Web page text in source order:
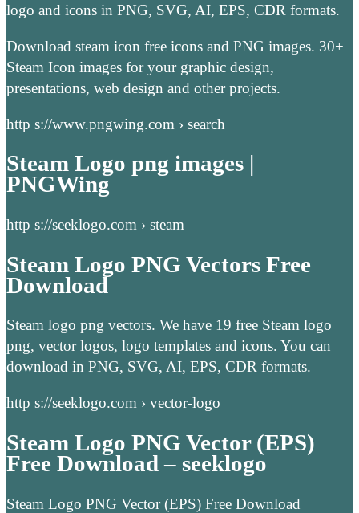
logo and icons in PNG, SVG, AI, EPS, CDR formats.
Download steam icon free icons and PNG images. 30+
Steam Icon images for your graphic design,
presentations, web design and other projects.
http s://www.pngwing.com › search
Steam Logo png images |
PNGWing
http s://seeklogo.com › steam
Steam Logo PNG Vectors Free
Download
Steam logo png vectors. We have 19 free Steam logo
png, vector logos, logo templates and icons. You can
download in PNG, SVG, AI, EPS, CDR formats.
http s://seeklogo.com › vector-logo
Steam Logo PNG Vector (EPS)
Free Download – seeklogo
Steam Logo PNG Vector (EPS) Free Download